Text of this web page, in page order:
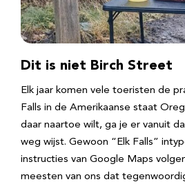
Dit is niet Birch Street
Elk jaar komen vele toeristen de
Falls in de Amerikaanse staat
daar naartoe wilt, ga je er vanuit
weg wijst. Gewoon “Elk Falls”
instructies van Google Maps
meesten van ons dat